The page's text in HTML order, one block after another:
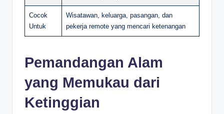
Cocok
Untuk
Wisatawan, keluarga, pasangan, dan
pekerja remote yang mencari ketenangan
Pemandangan Alam
yang Memukau dari
Ketinggian